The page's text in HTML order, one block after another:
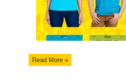
Read More »